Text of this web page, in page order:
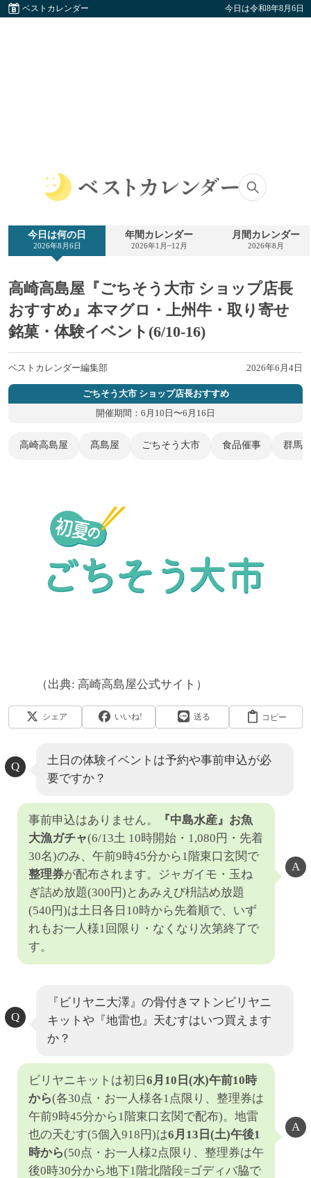
ベストカレンダー 今日は令和8年8月6日
ト
カ
ー
今日は何の日
2026年8月6日
年間カレンダー
2026年1月~12月
月間カレンダー
2026年8月
高崎高島屋『ごちそう大市 ショップ店長
おすすめ』本マグロ・上州牛・取り寄せ
銘菓・体験イベント(6/10-16)
ベストカレンダー編集部 2026年6月4日
ごちそう大市 ショップ店長おすすめ
開催期間：6月10日〜6月16日
高崎高島屋 髙島屋 ごちそう大市 食品催事 群馬
（出典: 高崎高島屋公式サイト）
シェア いいね! 送る コピー
土日の体験イベントは予約や事前申込が必
要ですか？
事前申込はありません。
『中島水産』お魚
大漁ガチャ(6/13土 10時開始・1,080円・先着
30名)のみ、午前9時45分から1階東口玄関で
整理券が配布されます。ジャガイモ・玉ね
ぎ詰め放題(300円)とあみえび枡詰め放題
(540円)は土日各日10時から先着順で、いず
れもお一人様1回限り・なくなり次第終了で
す。
『ビリヤニ大澤』の骨付きマトンビリヤニ
キットや『地雷也』天むすはいつ買えます
か？
ビリヤニキットは初日 6月10日(水)午前10時
から(各30点・お一人様各1点限り、整理券は
午前9時45分から1階東口玄関で配布)。地雷
也の天むす(5個入918円)は6月13日(土)午後1
時から(50点・お一人様2点限り、整理券は午
後0時30分から地下1階北階段=ゴディバ脇で